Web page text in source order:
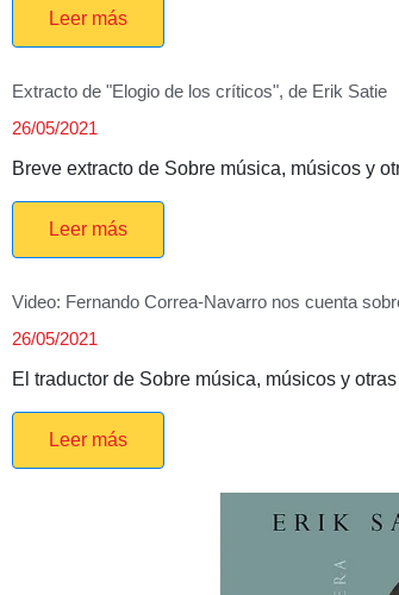
Leer más
Extracto de "Elogio de los críticos", de Erik Satie
26/05/2021
Breve extracto de Sobre música, músicos y
Leer más
Video: Fernando Correa-Navarro nos cuenta
26/05/2021
El traductor de Sobre música, músicos y
Leer más